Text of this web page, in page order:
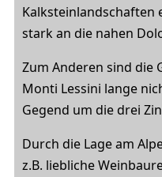
Kalksteinlandschaften
stark an die nahen
Zum Anderen sind die
Monti Lessini lange
Gegend um die drei
Durch die Lage am
z.B. liebliche